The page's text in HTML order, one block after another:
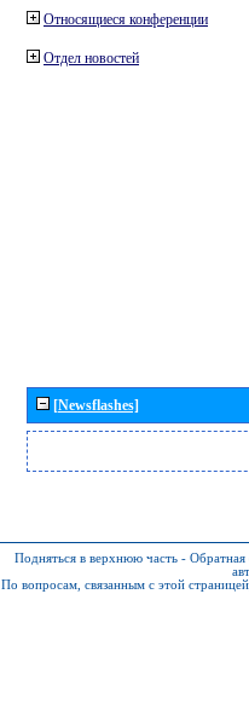
Относящиеся конференции
Отдел новостей
[Newsflashes]
Подняться в верхнюю часть - Обратная
По вопросам, связанным с этой